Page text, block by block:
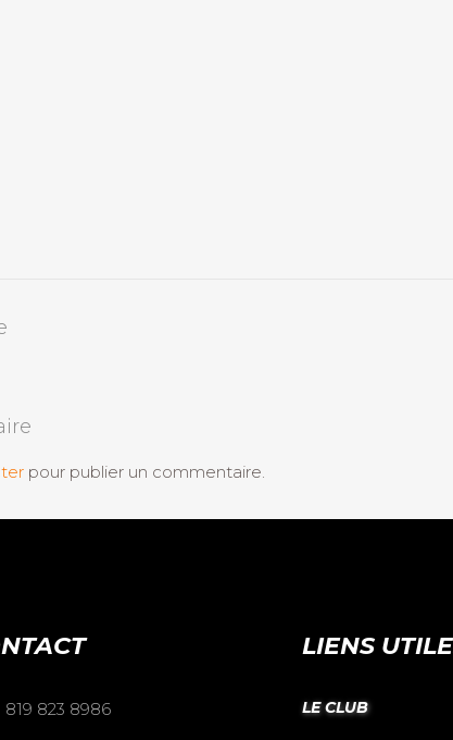
pour publier un commentaire.
819 823 8986
LIENS
LE CLUB